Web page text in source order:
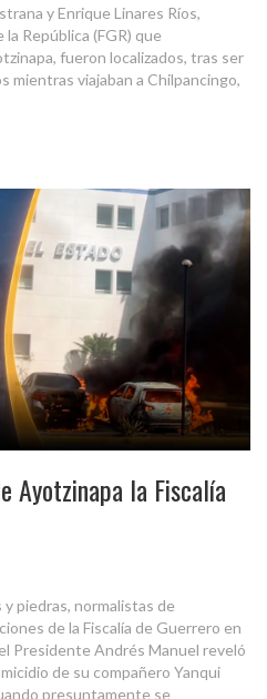
y Enrique Linares Ríos,
República (FGR) que
fueron localizados, tras ser
mientras viajaban a Chilpancingo,
Ayotzinapa la Fiscalía
piedras, normalistas de
de la Fiscalía de Guerrero en
Presidente Andrés Manuel reveló
de su compañero Yanqui
presuntamente se